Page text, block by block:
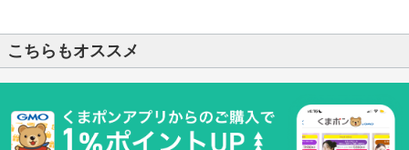
こちらもオススメ